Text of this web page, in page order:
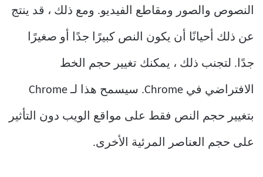
النصوص والصور ومقاطع الفيديو. ومع ذلك ، قد ينتج
عن ذلك أحيانًا أن يكون النص كبيرًا جدًا أو صغيرًا
جدًا. لتجنب ذلك ، يمكنك تغيير حجم الخط
الافتراضي في Chrome. سيسمح هذا لـ Chrome
بتغيير حجم النص فقط على مواقع الويب دون التأثير
على حجم العناصر المرئية الأخرى.